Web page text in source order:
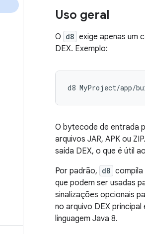
Uso geral
O d8 exige apenas um
DEX. Exemplo:
O bytecode de entrada
arquivos JAR, APK ou
saída DEX, o que é útil
Por padrão, d8
que podem ser usadas
sinalizações opcionais
no arquivo DEX
linguagem Java 8.